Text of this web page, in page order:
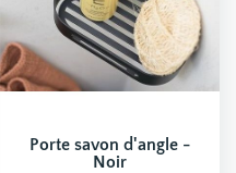
Porte savon d'angle -
Noir